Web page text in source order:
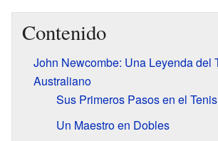
Contenido
John Newcombe: Una Leyenda del
Australiano
Sus Primeros Pasos en el Tenis
Un Maestro en Dobles